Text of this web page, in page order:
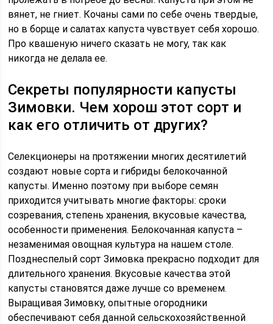
вянет, не гниет. Кочаны сами по себе очень твердые,
но в борще и салатах капуста чувствует себя хорошо.
Про квашеную ничего сказать не могу, так как
никогда не делала ее.
Секреты популярности капусты
Зимовки. Чем хорош этот сорт и
как его отличить от других?
Селекционеры на протяжении многих десятилетий
создают новые сорта и гибриды белокочанной
капусты. Именно поэтому при выборе семян
приходится учитывать многие факторы: сроки
созревания, степень хранения, вкусовые качества,
особенности применения. Белокочанная капуста –
незаменимая овощная культура на нашем столе.
Позднеспелый сорт Зимовка прекрасно подходит для
длительного хранения. Вкусовые качества этой
капусты становятся даже лучше со временем.
Выращивая Зимовку, опытные огородники
обеспечивают себя данной сельскохозяйственной